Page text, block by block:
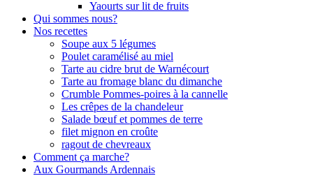
Yaourts sur lit de fruits
Qui sommes nous?
Nos recettes
Soupe aux 5 légumes
Poulet caramélisé au miel
Tarte au cidre brut de Warnécourt
Tarte au fromage blanc du dimanche
Crumble Pommes-poires à la cannelle
Les crêpes de la chandeleur
Salade bœuf et pommes de terre
filet mignon en croûte
ragout de chevreaux
Comment ça marche?
Aux Gourmands Ardennais